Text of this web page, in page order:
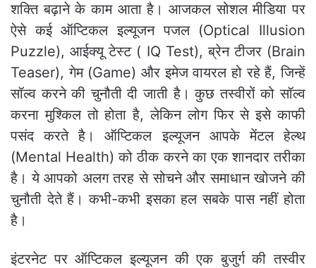
शक्ति बढ़ाने के काम आता है। आजकल सोशल मीडिया पर
ऐसे कई ऑप्टिकल इल्यूजन पजल (Optical Illusion
Puzzle), आईक्यू टेस्ट ( IQ Test), ब्रेन टीजर (Brain
Teaser), गेम (Game) और इमेज वायरल हो रहे हैं, जिन्हें
सॉल्व करने की चुनौती दी जाती है। कुछ तस्वीरों को सॉल्व
करना मुश्किल तो होता है, लेकिन लोग फिर से इसे काफी
पसंद करते है। ऑप्टिकल इल्यूजन आपके मेंटल हेल्थ
(Mental Health) को ठीक करने का एक शानदार तरीका
है। ये आपको अलग तरह से सोचने और समाधान खोजने की
चुनौती देते हैं। कभी-कभी इसका हल सबके पास नहीं होता
है।
इंटरनेट पर ऑप्टिकल इल्‍यूजन की एक बुजुर्ग की तस्वीर